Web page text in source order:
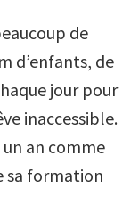
de
d’enfants, de
jour pour
inaccessible.
an comme
sa formation